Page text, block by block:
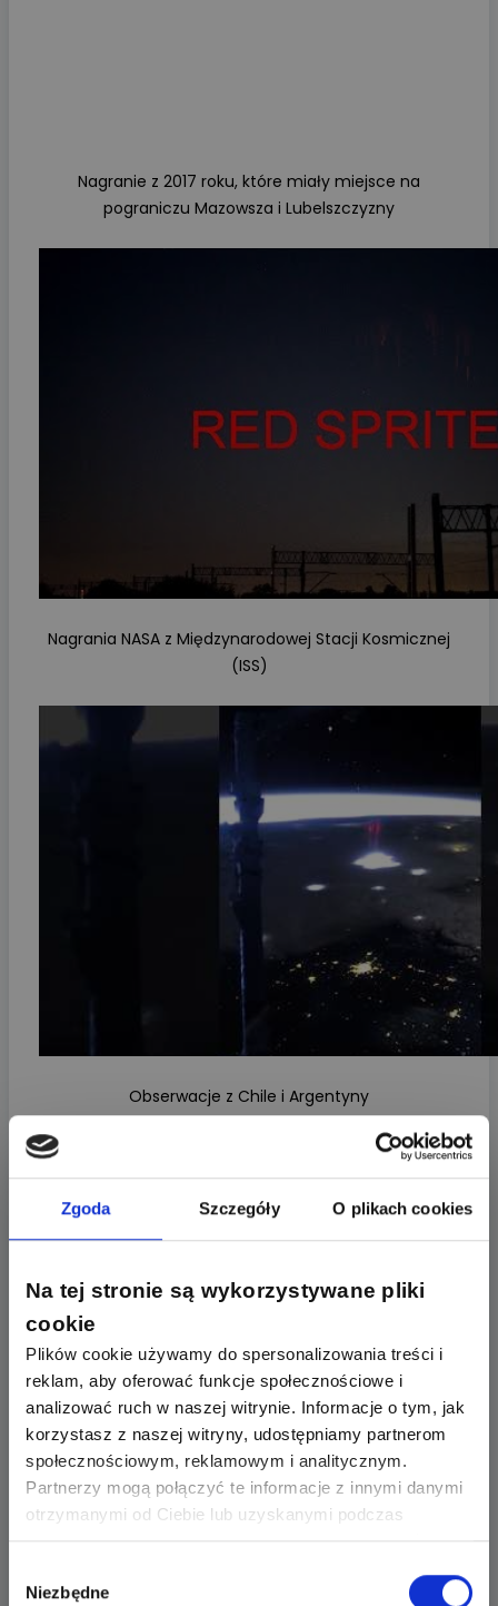
Zgoda Szczegóły O plikach cookies
Na tej stronie są wykorzystywane pliki
cookie
Plików cookie używamy do spersonalizowania treści i
reklam, aby oferować funkcje społecznościowe i
analizować ruch w naszej witrynie. Informacje o tym, jak
korzystasz z naszej witryny, udostępniamy partnerom
społecznościowym, reklamowym i analitycznym.
Partnerzy mogą połączyć te informacje z innymi danymi
otrzymanymi od Ciebie lub uzyskanymi podczas
korzystania z ich usług. Dzięki Twojej zgodzie możemy
preferencji.
zgody
Niezbędne
Nagranie z 2017 roku, które miały miejsce na
pograniczu Mazowsza i Lubelszczyzny
Nagrania NASA z Międzynarodowej Stacji Kosmicznej
(ISS)
Obserwacje z Chile i Argentyny
https://apod.nasa.gov/apod/ap210330.html
Czy Red Sprites mogą mieć
wpływ na komunikację
Chociaż
zagrożenia dla satelitów, ich badania mogą pomóc
w analizie wpływu burz na komunikację radiową
i satelitarną. Wyładowania te wskazują na intensywne
procesy elektryczne zachodzące w jonosferze, co
może mieć znaczenie dla inżynierów zajmujących się
systemami telekomunikacyjnymi i nawigacyjnymi.
Podsumowanie — czym są